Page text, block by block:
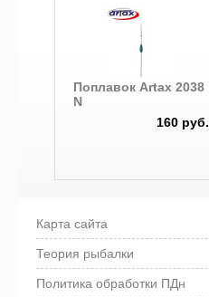
Поплавок Artax 2038
N
160 руб.
Карта сайта
Теория рыбалки
Политика обработки ПДн